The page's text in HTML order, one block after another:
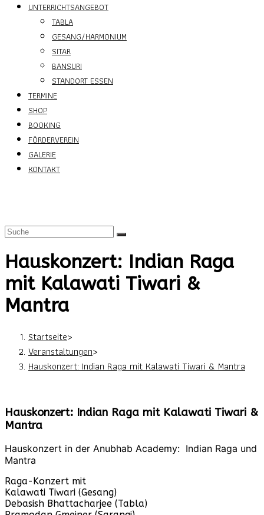
UNTERRICHTSANGEBOT
TABLA
GESANG/HARMONIUM
SITAR
BANSURI
STANDORT ESSEN
TERMINE
SHOP
BOOKING
FÖRDERVEREIN
GALERIE
KONTAKT
Hauskonzert: Indian Raga
mit Kalawati Tiwari &
Mantra
Startseite>
Veranstaltungen>
Hauskonzert: Indian Raga mit Kalawati Tiwari & Mantra
Hauskonzert: Indian Raga mit Kalawati Tiwari &
Mantra
Hauskonzert in der Anubhab Academy: Indian Raga und
Mantra
Raga-Konzert mit
Kalawati Tiwari (Gesang)
Debasish Bhattacharjee (Tabla)